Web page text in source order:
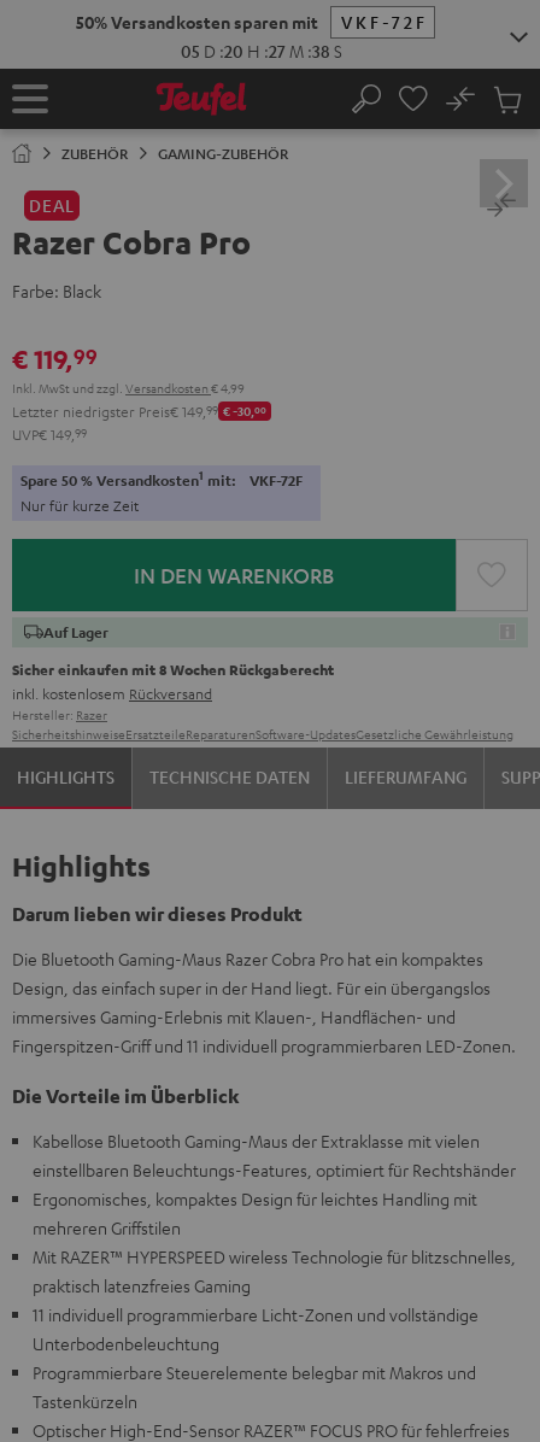
50% Versandkosten sparen mit
VKF-72F
05 D :20 H :27 M :38 S
Startseite Suche
No
ZUBEHÖR GAMING-ZUBEHÖR
DEAL
Razer Cobra Pro
Farbe: Black
€ 119,99
Inkl. MwSt und zzgl. Versandkosten € 4,99
Letzter niedrigster Preis€ 149, 99 € -30, 00
UVP€ 149, 99
Spare 50 % Versandkosten1 mit: VKF-72F
Nur für kurze Zeit
IN DEN WARENKORB
Auf Lager
Sicher einkaufen mit 8 Wochen Rückgaberecht
inkl. kostenlosem Rückversand
Hersteller: Razer
SicherheitshinweiseErsatzteileReparaturenSoftware-UpdatesGesetzliche Gewährleistung
HIGHLIGHTS TECHNISCHE DATEN LIEFERUMFANG
Highlights
Darum lieben wir dieses Produkt
Die Bluetooth Gaming-Maus Razer Cobra Pro hat ein kompaktes
Design, das einfach super in der Hand liegt. Für ein übergangslos
immersives Gaming-Erlebnis mit Klauen-, Handflächen- und
Fingerspitzen-Griff und 11 individuell programmierbaren LED-Zonen.
Die Vorteile im Überblick
Kabellose Bluetooth Gaming-Maus der Extraklasse mit vielen
einstellbaren Beleuchtungs-Features, optimiert für Rechtshänder
Ergonomisches, kompaktes Design für leichtes Handling mit
mehreren Griffstilen
Mit RAZER™ HYPERSPEED wireless Technologie für blitzschnelles,
praktisch latenzfreies Gaming
11 individuell programmierbare Licht-Zonen und vollständige
Unterbodenbeleuchtung
Programmierbare Steuerelemente belegbar mit Makros und
Tastenkürzeln
Optischer High-End-Sensor RAZER™ FOCUS PRO für fehlerfreies